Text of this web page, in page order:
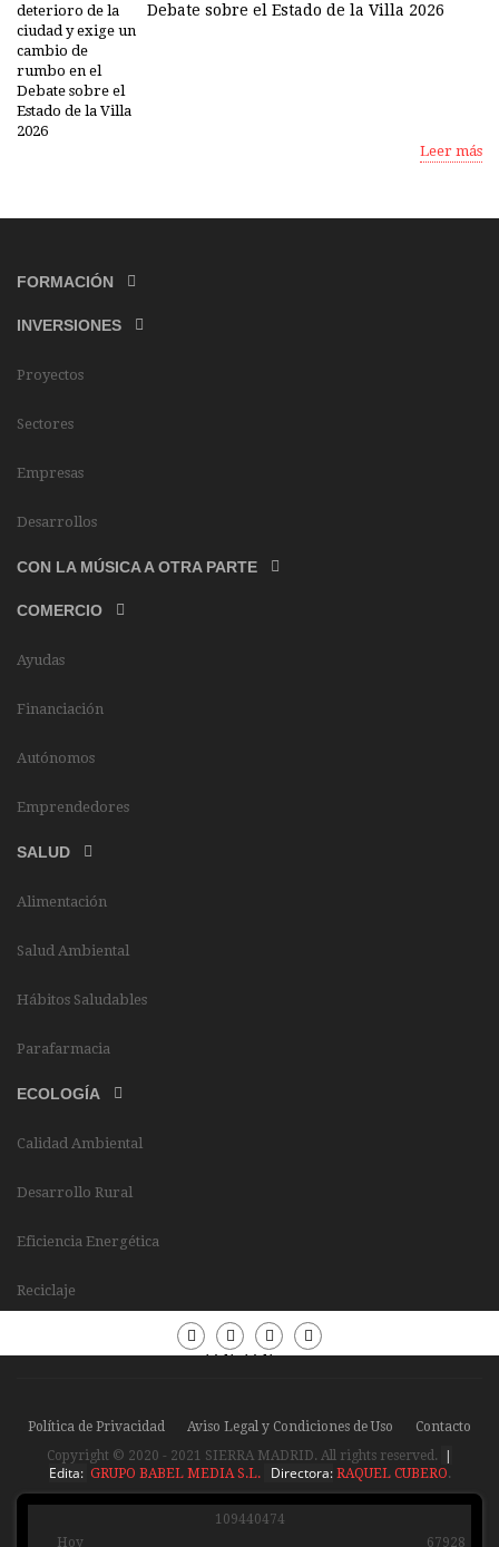
Debate sobre el Estado de la Villa 2026
Leer más
FORMACIÓN
INVERSIONES
Proyectos
Sectores
Empresas
Desarrollos
CON LA MÚSICA A OTRA PARTE
COMERCIO
Ayudas
Financiación
Autónomos
Emprendedores
SALUD
Alimentación
Salud Ambiental
Hábitos Saludables
Parafarmacia
ECOLOGÍA
Calidad Ambiental
Desarrollo Rural
Eficiencia Energética
Reciclaje
Periódico
Periódico
Política de Privacidad Aviso Legal y Condiciones de Uso
Contacto
Copyright © 2020 - 2021 SIERRA MADRID. All rights reserved.
|
Edita: GRUPO BABEL MEDIA S.L. Directora:RAQUEL CUBERO.
1 09440474
Hoy
67928